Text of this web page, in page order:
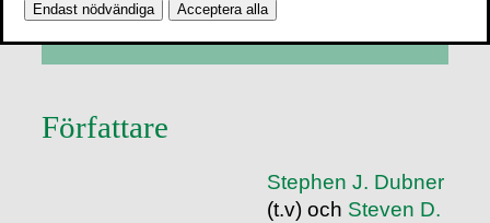
lokala bokhandel.
Författare
Stephen J. Dubner
(t.v) och Steven D.
Endast nödvändiga Acceptera alla